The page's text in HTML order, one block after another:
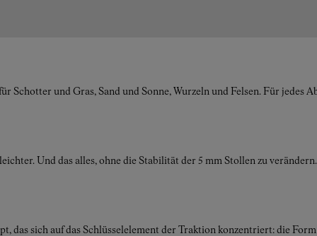
und Gras, Sand und Sonne, Wurzeln und Felsen. Für
Und das alles, ohne die Stabilität der 5 mm Stollen zu
das sich auf das Schlüsselelement der Traktion konzentriert: die